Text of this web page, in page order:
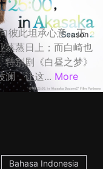
彼此坦承心意，正
蒸蒸日上；而白崎也
别剧《白昼之梦》
澜，让这... More
Bahasa Indonesia